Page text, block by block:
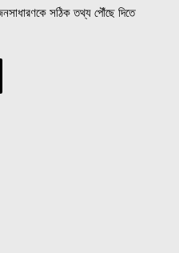
সঠিক তথ্য পৌঁছে দিতে